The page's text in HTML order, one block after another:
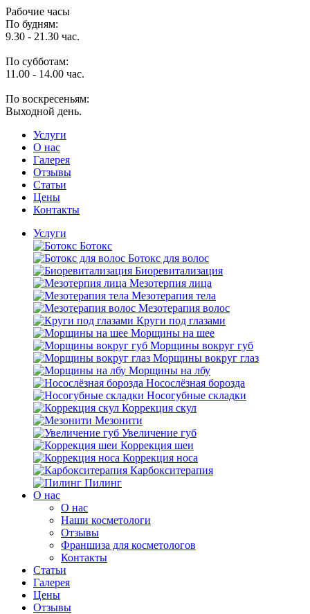
Рабочие часы
По будням:
9.30 - 21.30 час.
По субботам:
11.00 - 14.00 час.
По воскресеньям:
Выходной день.
Услуги
O нас
Галерея
Отзывы
Статьи
Цены
Контакты
Услуги
Ботокс
Ботокс для волос
Биоревитализация
Мезотерпия лица
Мезотерапия тела
Мезотерапия волос
Круги под глазами
Морщины на шее
Морщины вокруг губ
Морщины вокруг глаз
Морщины на лбу
Носослёзная борозда
Носогубные складки
Коррекция скул
Мезонити
Увеличение губ
Коррекция шеи
Коррекция носа
Карбокситерапия
Пилинг
O нас
O нас
Наши косметологи
Отзывы
Франшиза для косметологов
Контакты
Статьи
Галерея
Цены
Отзывы